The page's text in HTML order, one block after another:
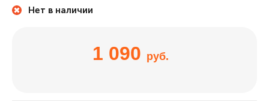
Нет в наличии
1 090 руб.